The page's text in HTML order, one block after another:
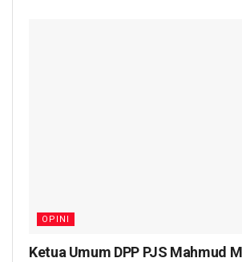
OPINI
Ketua Umum DPP PJS Mahmud